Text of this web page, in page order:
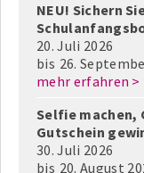
NEU! Sichern
20. Juli 2026
bis 26.
mehr erfahren >
Selfie machen,
Gutschein
30. Juli 2026
bis 20. August